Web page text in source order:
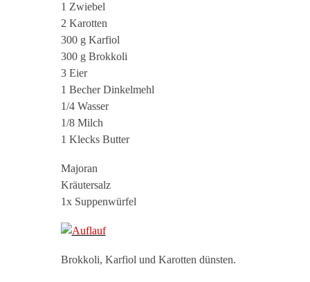
1 Zwiebel
2 Karotten
300 g Karfiol
300 g Brokkoli
3 Eier
1 Becher Dinkelmehl
1/4 Wasser
1/8 Milch
1 Klecks Butter
Majoran
Kräutersalz
1x Suppenwürfel
Brokkoli, Karfiol und Karotten dünsten.